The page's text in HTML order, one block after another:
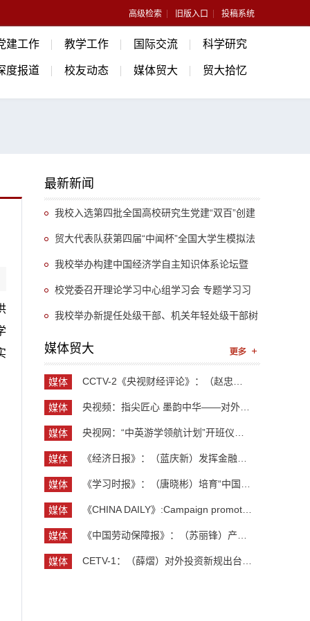
高级检索 旧版入口 投稿系统
建工作 教学工作 国际交流 科学研究
度报道 校友动态 媒体贸大 贸大拾忆
最新新闻
我校入选第四批全国高校研究生党建“双百”创建
名单贸大代表队获第四届“中闻杯”全国大学生模拟法
庭大赛一等奖
我校举办构建中国经济学自主知识体系论坛暨
《中国开放型经济学》教学研讨会
校党委召开理论学习中心组学习会 专题学习习
近平总书记关于推动哲学社会科学高质量发展的重
要指示精神
我校举办新提任处级干部、机关年轻处级干部树
立和践行正确政绩观专题培训班
媒体贸大
媒体
媒体
媒体
媒体
媒体
媒体
媒体
媒体